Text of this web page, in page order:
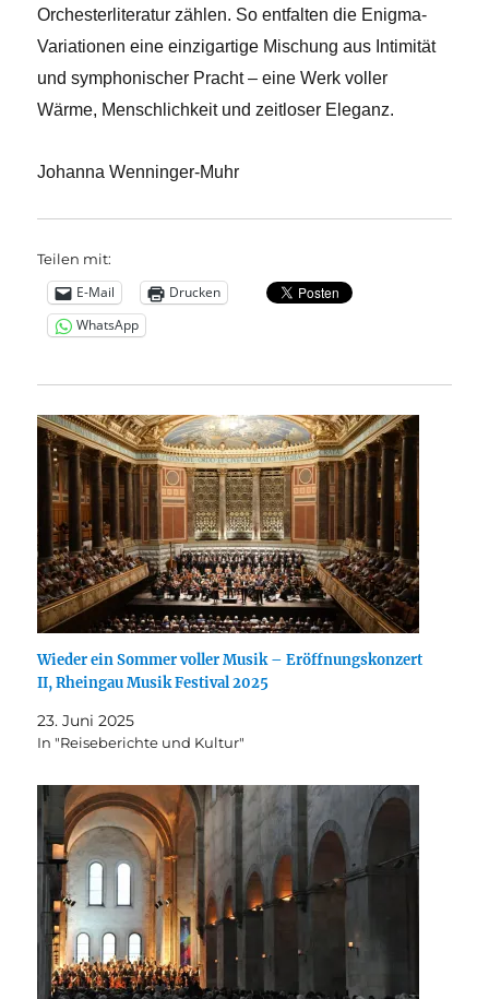
Orchesterliteratur zählen. So entfalten die Enigma-
Variationen eine einzigartige Mischung aus Intimität
und symphonischer Pracht – eine Werk voller
Wärme, Menschlichkeit und zeitloser Eleganz.
Johanna Wenninger-Muhr
Teilen mit:
E-Mail
Drucken
WhatsApp
Wieder ein Sommer voller Musik – Eröffnungskonzert
II, Rheingau Musik Festival 2025
23. Juni 2025
In "Reiseberichte und Kultur"